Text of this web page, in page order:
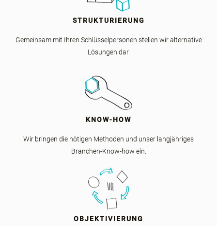
STRUKTURIERUNG
Gemeinsam mit Ihren Schlüsselpersonen stellen wir alternative
Lösungen dar.
KNOW-HOW
Wir bringen die nötigen Methoden und unser langjähriges
Branchen-Know-how ein.
OBJEKTIVIERUNG